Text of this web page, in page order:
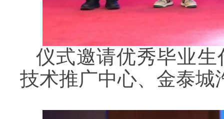
仪式邀请优秀毕业
技术推广中心、金泰城